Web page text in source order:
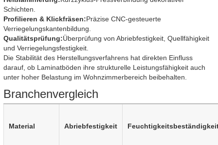
Schichten.
Profilieren & Klickfräsen:Präzise CNC-gesteuerte
Verriegelungskantenbildung.
Qualitätsprüfung:Überprüfung von Abriebfestigkeit, Quellfähigkeit
und Verriegelungsfestigkeit.
Die Stabilität des Herstellungsverfahrens hat direkten Einfluss
darauf, ob Laminatböden ihre strukturelle Leistungsfähigkeit auch
unter hoher Belastung im Wohnzimmerbereich beibehalten.
Branchenvergleich
Material Abriebfestigkeit